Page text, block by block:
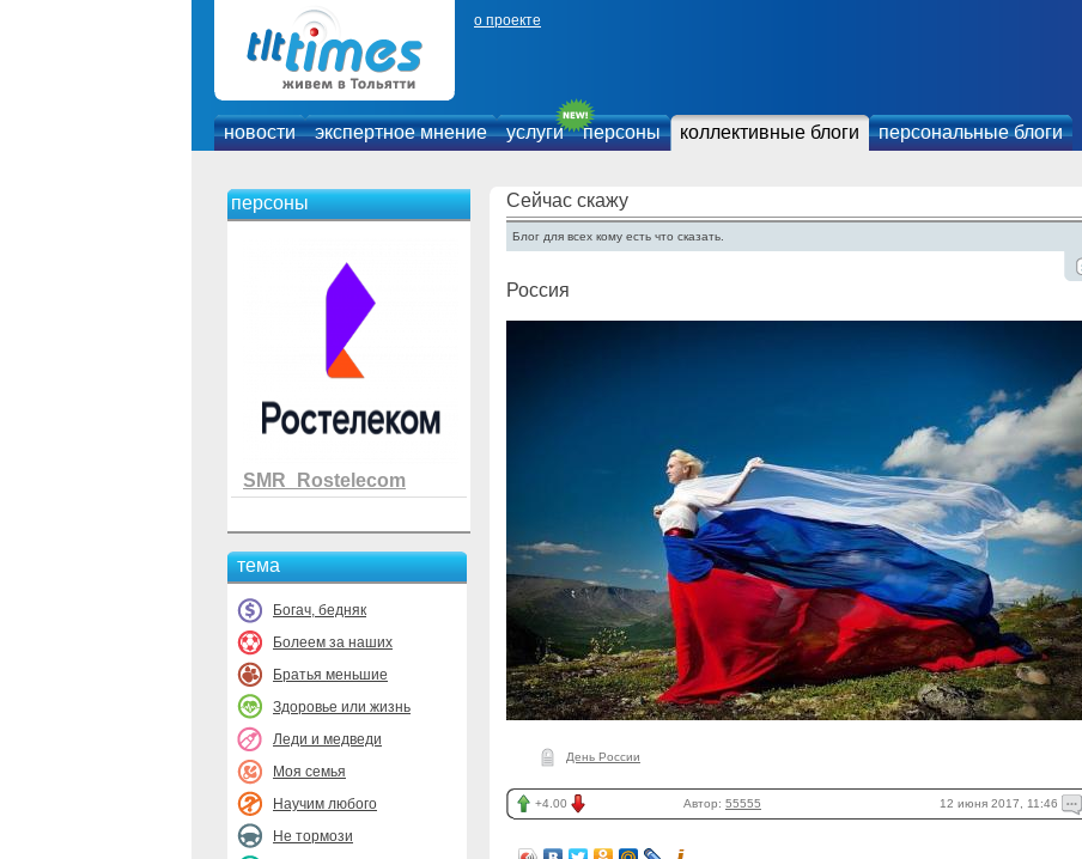
о проекте
новости экспертное мнение услуги персоны коллективные блоги персональные блоги
персоны
SMR_Rostelecom
тема
Богач, бедняк
Болеем за наших
Братья меньшие
Здоровье или жизнь
Леди и медведи
Моя семья
Научим любого
Не тормози
Сейчас скажу
Блог для всех кому есть что сказать.
Россия
День России
+4.00 Автор: 55555 12 июня 2017, 11:46